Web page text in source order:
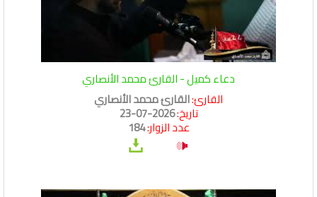
دعاء كميل - القارئ محمد الأنصاري
القارئ:القارئ محمد الأنصاري
تاريخ:2026-07-23
عدد الزوار:184